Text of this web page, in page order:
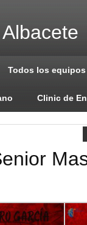
Todos los equipos
Clinic de